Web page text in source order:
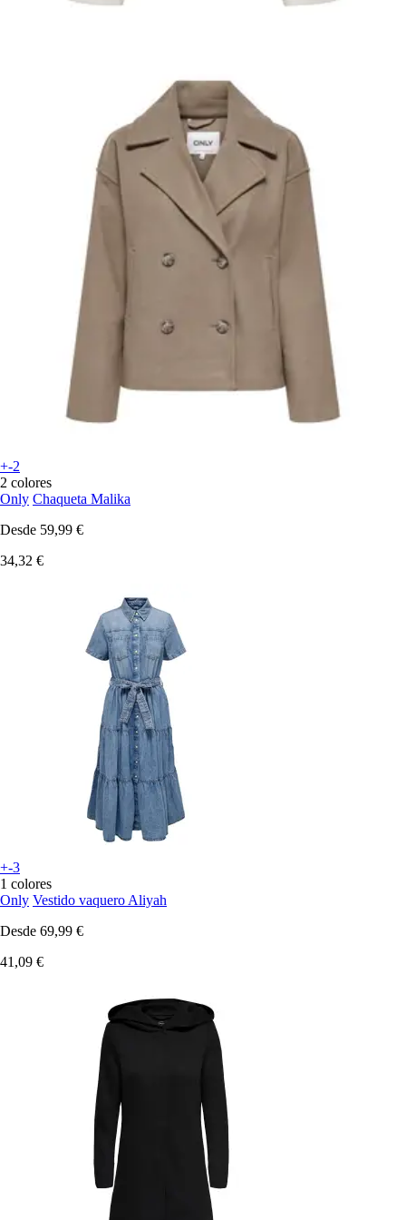
+-2
2 colores
Only Chaqueta Malika
Desde 59,99 €
34,32 €
+-3
1 colores
Only Vestido vaquero Aliyah
Desde 69,99 €
41,09 €